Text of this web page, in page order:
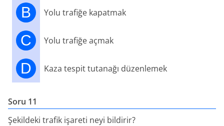
B Yolu trafiğe kapatmak
C Yolu trafiğe açmak
D Kaza tespit tutanağı düzenlemek
Soru 11
Şekildeki trafik işareti neyi bildirir?